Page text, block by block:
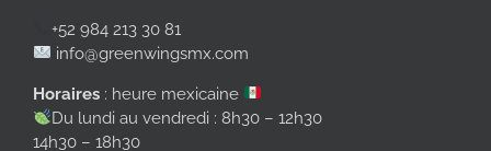
+52 984 213 30 81
info@greenwingsmx.com
Horaires : heure mexicaine
Du lundi au vendredi : 8h30 – 12h30
14h30 – 18h30